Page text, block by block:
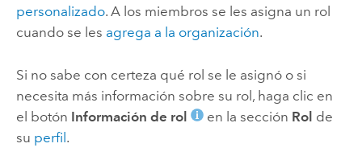
personalizado. A los miembros se les asigna un rol
cuando se les agrega a la organización.
Si no sabe con certeza qué rol se le asignó o si
necesita más información sobre su rol, haga clic en
el botón Información de rol en la sección Rol de
su perfil.